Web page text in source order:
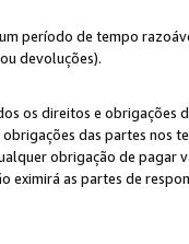
período de tempo
devoluções).
os direitos e obrigações
das partes nos
obrigação de
eximirá as partes de